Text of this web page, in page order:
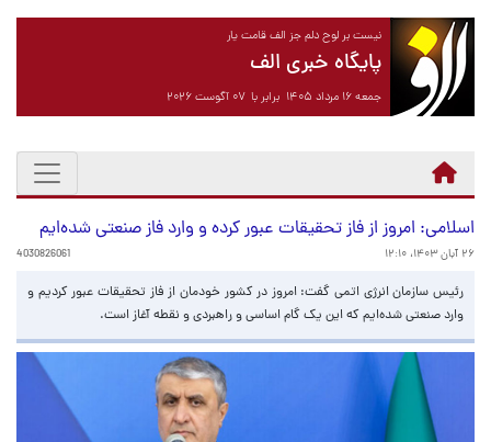
نیست بر لوح دلم جز الف قامت یار
پایگاه خبری الف
جمعه ۱۶ مرداد ۱۴۰۵ برابر با ۰۷ آگوست ۲۰۲۶
اسلامی: امروز از فاز تحقیقات عبور کرده و وارد فاز صنعتی شده‌ایم
۲۶ آبان ۱۴۰۳، ۱۲:۱۰ 4030826061
رئیس سازمان انرژی اتمی گفت: امروز در کشور خودمان از فاز تحقیقات عبور کردیم و
وارد صنعتی شده‌ایم که این یک گام اساسی و راهبردی و نقطه آغاز است.